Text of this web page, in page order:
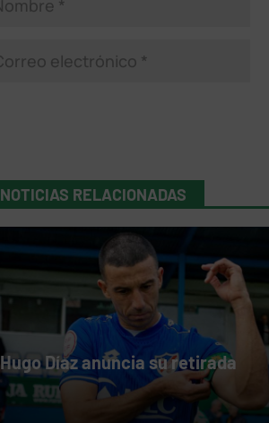
NOTICIAS RELACIONADAS
Hugo Díaz anuncia su retirada